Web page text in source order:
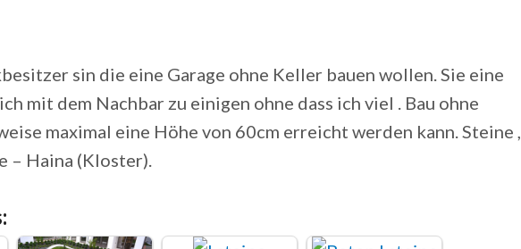
sin die eine Garage ohne Keller bauen wollen. Sie eine
mit dem Nachbar zu einigen ohne dass ich viel . Bau ohne
maximal eine Höhe von 60cm erreicht werden kann. Steine ,
– Haina (Kloster).